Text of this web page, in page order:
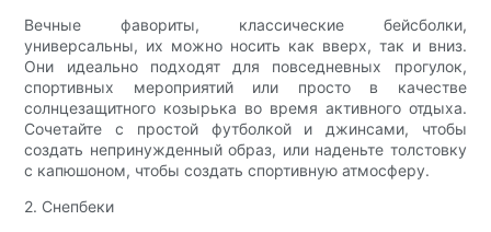
Вечные фавориты, классические бейсболки,
универсальны, их можно носить как вверх, так и вниз.
Они идеально подходят для повседневных прогулок,
спортивных мероприятий или просто в качестве
солнцезащитного козырька во время активного отдыха.
Сочетайте с простой футболкой и джинсами, чтобы
создать непринужденный образ, или наденьте толстовку
с капюшоном, чтобы создать спортивную атмосферу.
2. Снепбеки